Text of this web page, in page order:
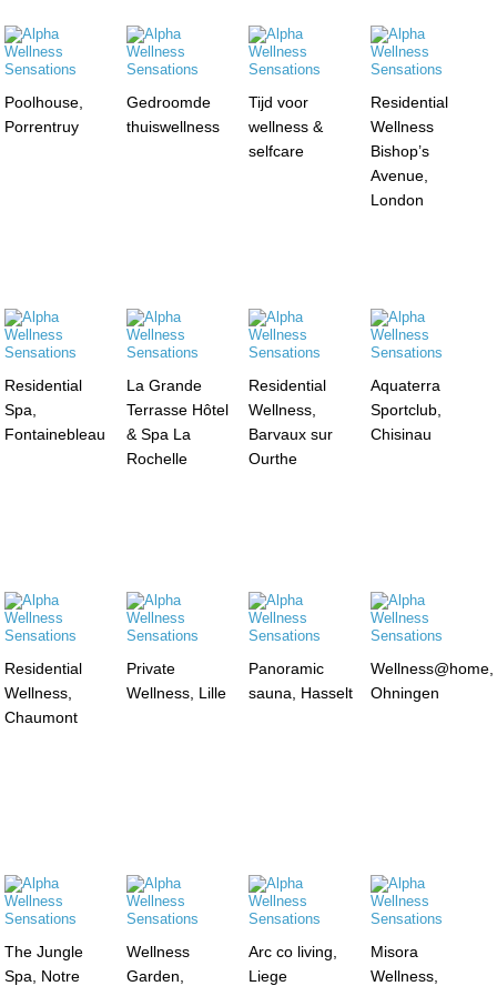
Poolhouse,
Porrentruy
Gedroomde
thuiswellness
Tijd voor
wellness &
selfcare
Residential
Wellness
Bishop’s
Avenue,
London
Residential
Spa,
Fontainebleau
La Grande
Terrasse Hôtel
& Spa La
Rochelle
Residential
Wellness,
Barvaux sur
Ourthe
Aquaterra
Sportclub,
Chisinau
Residential
Wellness,
Chaumont
Private
Wellness, Lille
Panoramic
sauna, Hasselt
Wellness@home,
Ohningen
The Jungle
Spa, Notre
Wellness
Garden,
Arc co living,
Liege
Misora
Wellness,